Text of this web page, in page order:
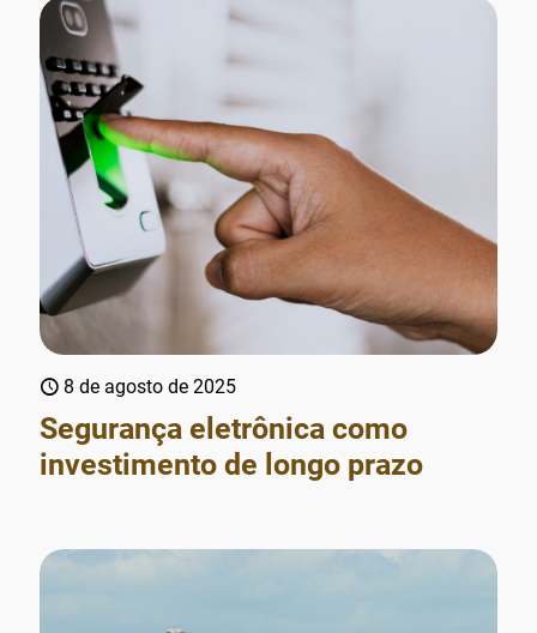
8 de agosto de 2025
Segurança eletrônica como
investimento de longo prazo